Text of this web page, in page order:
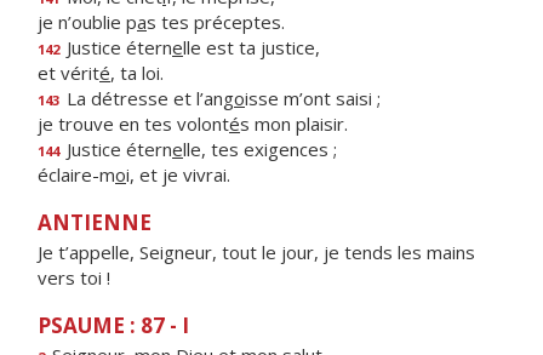
je n’oublie pas tes préceptes.
142 Justice éternelle est ta justice,
et vérité, ta loi.
143 La détresse et l’angoisse m’ont saisi ;
je trouve en tes volontés mon plaisir.
144 Justice éternelle, tes exigences ;
éclaire-moi, et je vivrai.
ANTIENNE
Je t’appelle, Seigneur, tout le jour, je tends les mains
vers toi !
PSAUME : 87 - I